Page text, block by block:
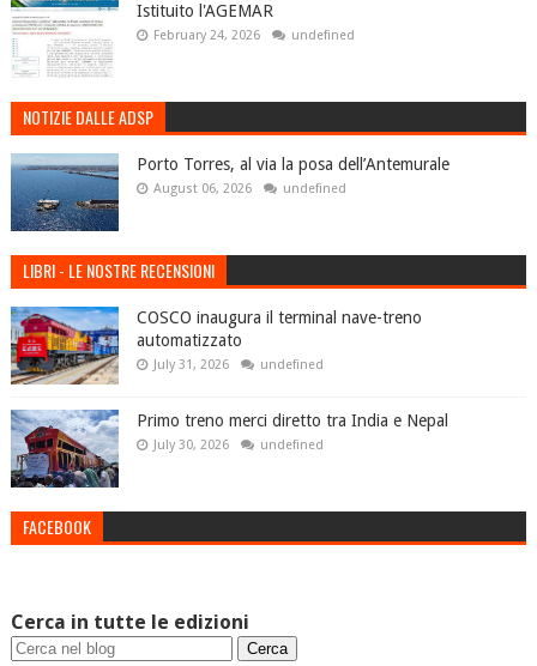
Istituito l'AGEMAR
February 24, 2026 undefined
NOTIZIE DALLE ADSP
Porto Torres, al via la posa dell’Antemurale
August 06, 2026 undefined
LIBRI - LE NOSTRE RECENSIONI
COSCO inaugura il terminal nave-treno
automatizzato
July 31, 2026 undefined
Primo treno merci diretto tra India e Nepal
July 30, 2026 undefined
FACEBOOK
Cerca in tutte le edizioni